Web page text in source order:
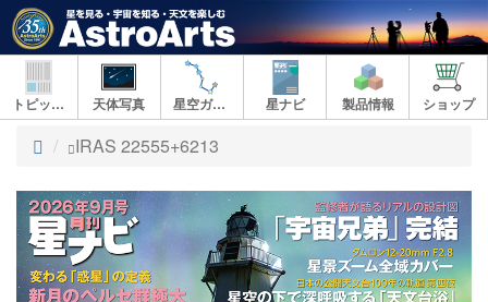
トピックス 天体写真 星空ガイド 星ナビ 製品情報 ショップ
ト
プ
IRAS 22555+6213